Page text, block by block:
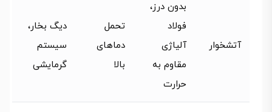
آتشخوار
بدون درز،
فولاد
آلیاژی
مقاوم به
حرارت
تحمل
دماهای
بالا
دیگ بخار،
سیستم
گرمایشی